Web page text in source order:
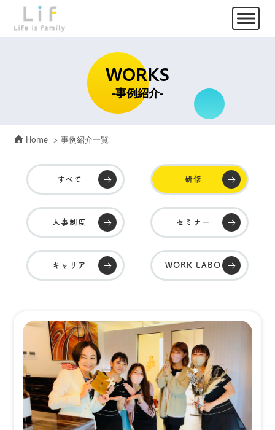
WORKS
-事例紹介-
Home 事例紹介一覧
すべて 研修
人事制度 セミナー
キャリア WORK LABO